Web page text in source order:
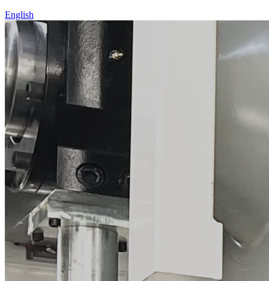
English